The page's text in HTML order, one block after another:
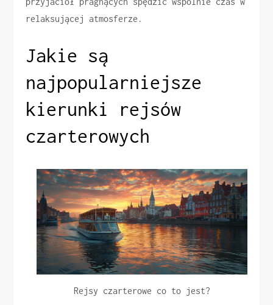
relaksującej atmosferze.
Jakie są
najpopularniejsze
kierunki rejsów
czarterowych
Rejsy czarterowe co to jest?